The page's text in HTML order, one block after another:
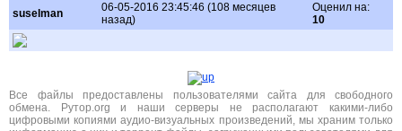
suselman
06-05-2016 23:45:46 (108 месяцев
назад)
Оценил на:
10
Все файлы предоставлены пользователями сайта для свободного
обмена. Рутор.org и наши серверы не располагают какими-либо
цифровыми копиями аудио-визуальных произведений, мы храним только